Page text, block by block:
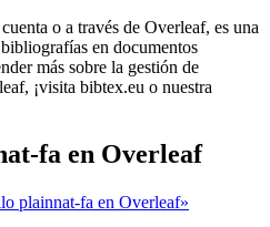
o a través de Overleaf, es una
en documentos
más sobre la gestión de
¡visita bibtex.eu o nuestra
fa en Overleaf
plainnat-fa en Overleaf»